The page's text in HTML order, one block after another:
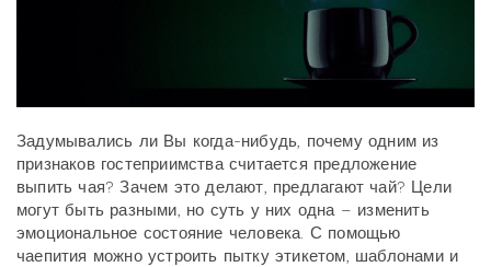
Задумывались ли Вы когда-нибудь, почему одним из
признаков гостеприимства считается предложение
выпить чая? Зачем это делают, предлагают чай? Цели
могут быть разными, но суть у них одна – изменить
эмоциональное состояние человека. С помощью
чаепития можно устроить пытку этикетом, шаблонами и